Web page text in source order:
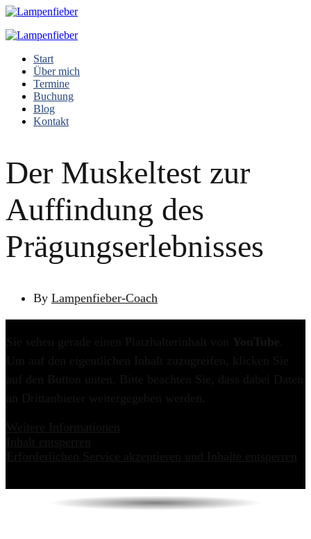
Start
Über mich
Termine
Buchung
Blog
Kontakt
Der Muskeltest zur
Auffindung des
Prägungserlebnisses
By Lampenfieber-Coach